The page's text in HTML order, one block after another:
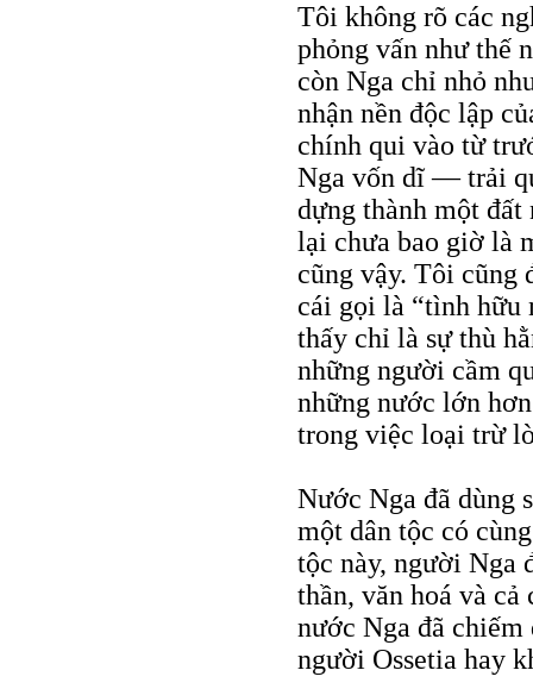
Tôi không rõ các
phỏng vấn như thế
còn Nga chỉ nhỏ
nhận nền độc lập
chính qui vào từ
Nga vốn dĩ — trải
dựng thành một
lại chưa bao giờ là
cũng vậy. Tôi cũng
cái gọi là “tình hữu
thấy chỉ là sự thù
những người cầm
những nước lớn
trong việc loại trừ
Nước Nga đã dùng
một dân tộc có
tộc này, người Nga
thần, văn hoá và
nước Nga đã
người Ossetia hay